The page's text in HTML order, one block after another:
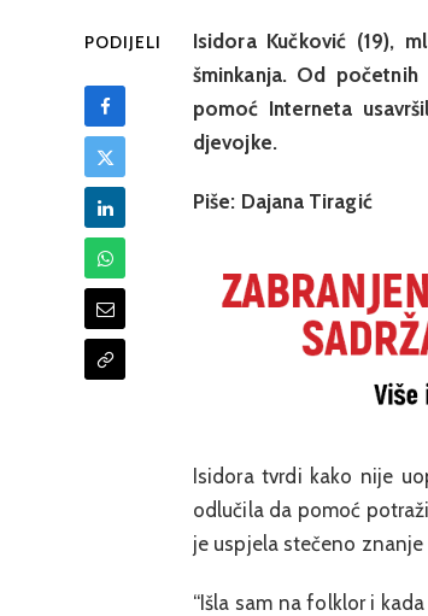
PODIJELI
Isidora Kučković (19),
šminkanja. Od početnih
pomoć Interneta
djevojke.
Piše: Dajana Tiragić
Isidora tvrdi kako nije
odlučila da pomoć
je uspjela stečeno
“Išla sam na folklor i